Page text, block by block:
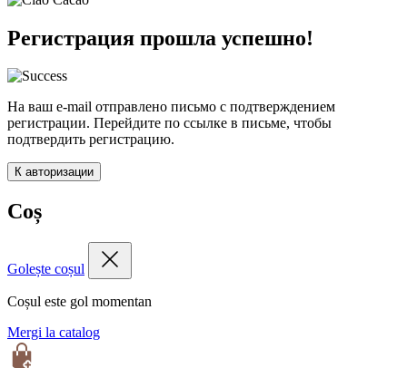
Регистрация прошла успешно!
На ваш e-mail отправлено письмо с подтверждением
регистрации. Перейдите по ссылке в письме, чтобы
подтвердить регистрацию.
К авторизации
Coș
Golește coșul
Coșul este gol momentan
Mergi la catalog